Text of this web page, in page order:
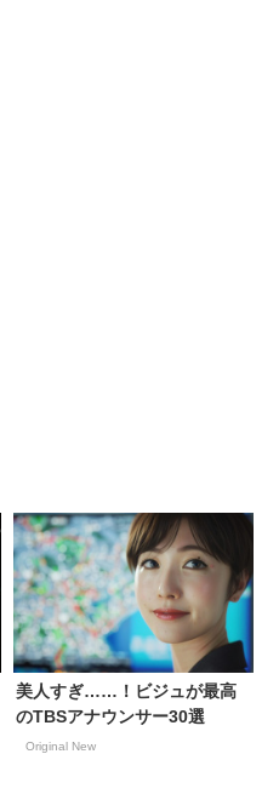
美人すぎ……！ビジュが最高
のTBSアナウンサー30選
Original New